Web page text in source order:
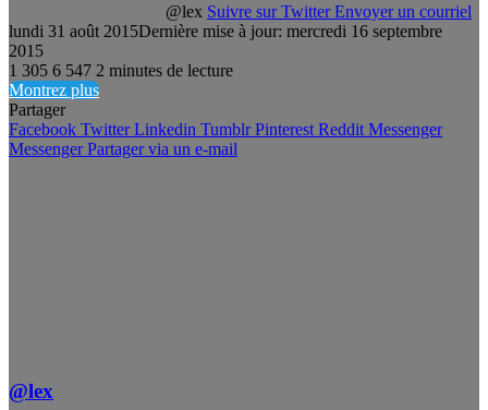
@lex Suivre sur Twitter Envoyer un courriel
lundi 31 août 2015Dernière mise à jour: mercredi 16 septembre
2015
1 305 6 547 2 minutes de lecture
Montrez plus
Partager
Facebook Twitter Linkedin Tumblr Pinterest Reddit Messenger
Messenger Partager via un e-mail
@lex